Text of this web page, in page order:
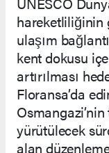
hareketliliğinin
ulaşım
kent dokusu
artırılması
Floransa’da
yürütülecek
alan